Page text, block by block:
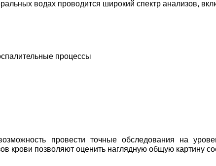
водах проводится широкий спектр анализов,
процессы
провести точные обследования на
крови позволяют оценить наглядную общую картину